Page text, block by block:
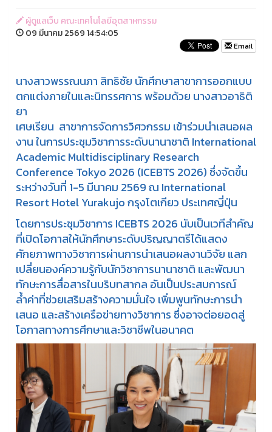
ผู้ดูแลเว็บ คณะเทคโนโลยีอุตสาหกรรม
09 มีนาคม 2569 14:54:05
Email
นางสาวพรรณนภา สิทธิชัย นักศึกษาสาขาการออกแบบ
ตกแต่งภายในและนิทรรศการ พร้อมด้วย นางสาวอาธิติ
ยา
เศษเรียน สาขาการจัดการวิศวกรรม เข้าร่วมนำเสนอผล
งาน ในการประชุมวิชาการระดับนานาชาติ International
Academic Multidisciplinary Research
Conference Tokyo 2026 (ICEBTS 2026) ซึ่งจัดขึ้น
ระหว่างวันที่ 1-5 มีนาคม 2569 ณ International
Resort Hotel Yurakujo กรุงโตเกียว ประเทศญี่ปุ่น
โดยการประชุมวิชาการ ICEBTS 2026 นับเป็นเวทีสำคัญ
ที่เปิดโอกาสให้นักศึกษาระดับปริญญาตรีได้แสดง
ศักยภาพทางวิชาการผ่านการนำเสนอผลงานวิจัย แลก
เปลี่ยนองค์ความรู้กับนักวิชาการนานาชาติ และพัฒนา
ทักษะการสื่อสารในบริบทสากล อันเป็นประสบการณ์
ล้ำค่าที่ช่วยเสริมสร้างความมั่นใจ เพิ่มพูนทักษะการนำ
เสนอ และสร้างเครือข่ายทางวิชาการ ซึ่งอาจต่อยอดสู่
โอกาสทางการศึกษาและวิชาชีพในอนาคต